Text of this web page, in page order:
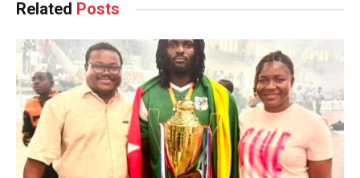
Related Posts